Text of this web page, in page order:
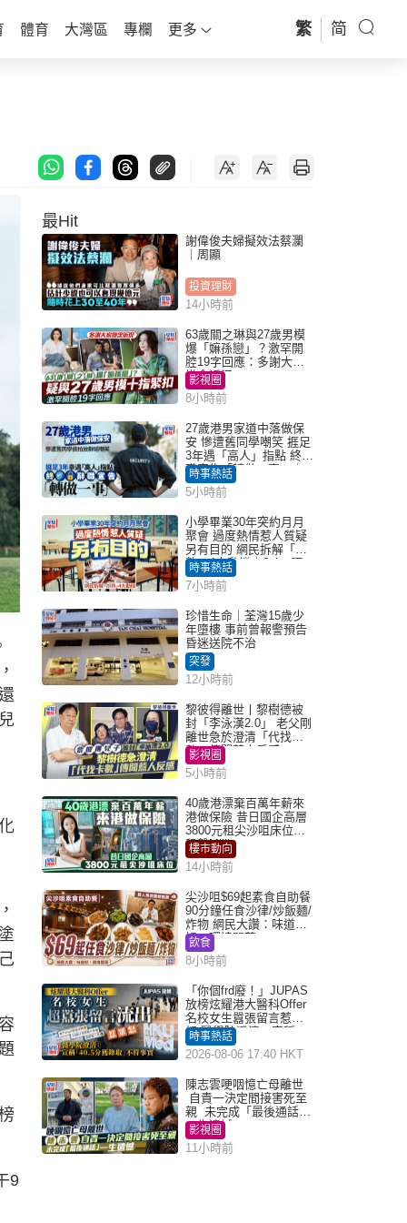
體育 大灣區 專欄 更多 繁 简
9
最Hit
謝偉俊夫婦擬效法蔡瀾
｜周顯
投資理財
14小時前
63歲關之琳與27歲男模
爆「嫲孫戀」？激罕開
腔19字回應：多謝大家
掛念近況
影視圈
8小時前
27歲港男家道中落做保
安 慘遭舊同學嘲笑 捱足
3年遇「高人」指點 終辭
職宣告「轉做一事」｜
Juicy叮
時事熱話
5小時前
小學畢業30年突約月月
聚會 過度熱情惹人質疑
另有目的 網民拆解「扮
熟」4大動機｜Juicy叮
時事熱話
7小時前
珍惜生命｜荃灣15歲少
年墮樓 事前曾報警預告
昏迷送院不治
突發
12小時前
黎彼得離世丨黎樹德被
封「李泳漢2.0」 老父剛
離世急於澄清「代找卡
數」傳聞惹人反感
影視圈
5小時前
40歲港漂棄百萬年薪來
港做保險 昔日國企高層
3800元租尖沙咀床位｜
租盤Million
樓市動向
14小時前
尖沙咀$69起素食自助餐
90分鐘任食沙律/炒飯麵/
炸物 網民大讚：味道
好，環境闊落
飲食
8小時前
「你個frd廢！」JUPAS
放榜炫耀港大醫科Offer
名校女生囂張留言惹眾
怒 醫學院澄清：宣稱
「40.5分獲錄取」不符事
實｜Juicy叮
時事熱話
2026-08-06 17:40 HKT
陳志雲哽咽憶亡母離世
自責一決定間接害死至
親 未完成「最後通話」
一生遺憾
影視圈
11小時前